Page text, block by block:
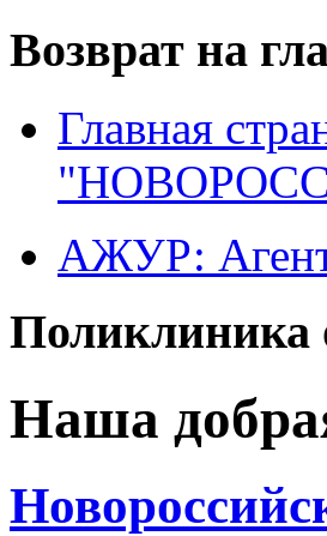
Возврат на
Главная
АЖУР:
Поликлиника
Наша